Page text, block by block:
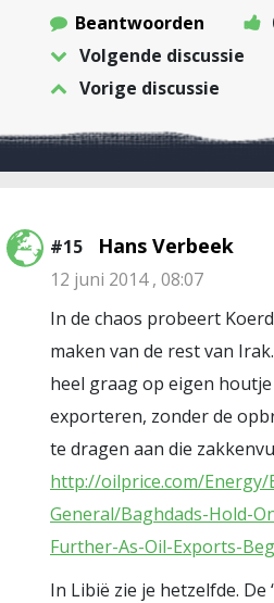
Beantwoorden
Volgende discussie
Vorige discussie
#15 Hans Verbeek
12 juni 2014 , 08:07
In de chaos probeert
maken van de rest van
heel graag op eigen
exporteren, zonder de
te dragen aan die
http://oilprice.com/Energy/
General/Baghdads-Hold-
Further-As-Oil-Exports-
In Libië zie je hetzelfde. De